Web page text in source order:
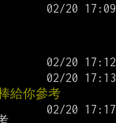
給你參考
。